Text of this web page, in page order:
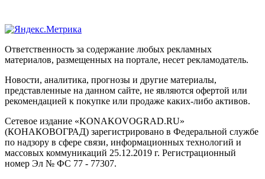
Ответственность за содержание любых рекламных
материалов, размещенных на портале, несет рекламодатель.
Новости, аналитика, прогнозы и другие материалы,
представленные на данном сайте, не являются офертой или
рекомендацией к покупке или продаже каких-либо активов.
Сетевое издание «KONAKOVOGRAD.RU»
(КОНАКОВОГРАД) зарегистрировано в Федеральной службе
по надзору в сфере связи, информационных технологий и
массовых коммуникаций 25.12.2019 г. Регистрационный
номер Эл № ФС 77 - 77307.